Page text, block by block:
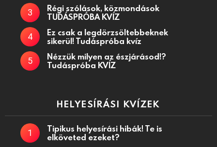
Régi szólások, közmondások
TUDÁSPRÓBA KVÍZ
Ez csak a legdörzsöltebbeknek
sikerül! Tudáspróba kvíz
Nézzük milyen az észjárásod!?
Tudáspróba KVÍZ
HELYESÍRÁSI KVÍZEK
Tipikus helyesírási hibák! Te is
elköveted ezeket?